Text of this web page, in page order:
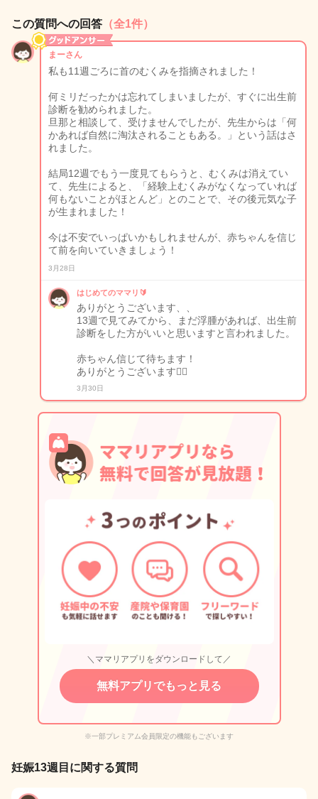
この質問への回答 （全1件）
まーさん
私も11週ごろに首のむくみを指摘されました！
何ミリだったかは忘れてしまいましたが、すぐに出生前
診断を勧められました。
旦那と相談して、受けませんでしたが、先生からは「何
かあれば自然に淘汰されることもある。」という話はさ
れました。
結局12週でもう一度見てもらうと、むくみは消えてい
て、先生によると、「経験上むくみがなくなっていれば
何もないことがほとんど」とのことで、その後元気な子
が生まれました！
今は不安でいっぱいかもしれませんが、赤ちゃんを信じ
て前を向いていきましょう！
3月28日
はじめてのママリ🔰
ありがとうございます、、
13週で見てみてから、まだ浮腫があれば、出生前
診断をした方がいいと思いますと言われました。
赤ちゃん信じて待ちます！
ありがとうございます🙇‍♀️
3月30日
＼ママリアプリをダウンロードして／
無料アプリでもっと見る
※一部プレミアム会員限定の機能もございます
妊娠13週目に関する質問